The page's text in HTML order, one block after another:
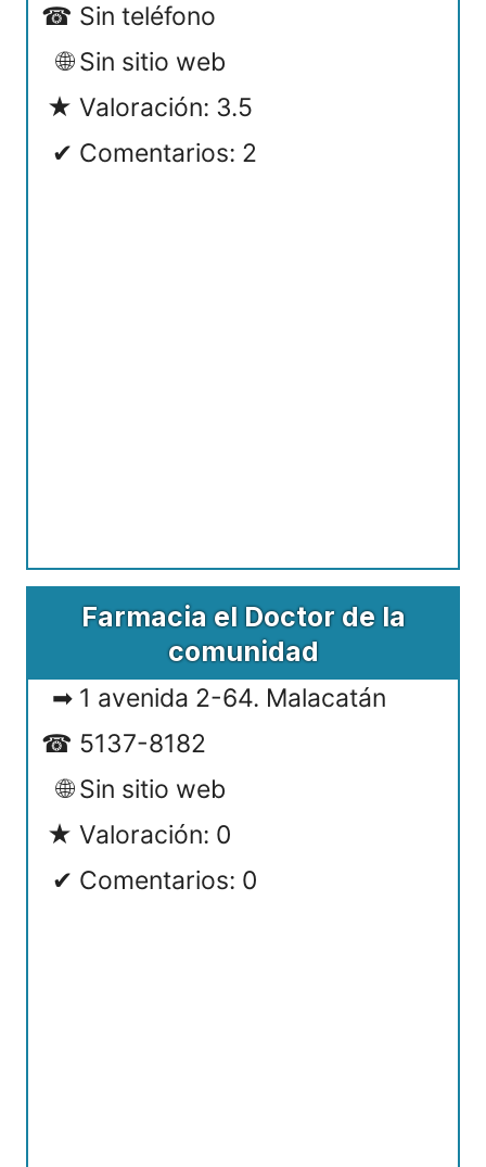
Sin teléfono
Sin sitio web
Valoración: 3.5
Comentarios: 2
Farmacia el Doctor de la
comunidad
1 avenida 2-64. Malacatán
5137-8182
Sin sitio web
Valoración: 0
Comentarios: 0